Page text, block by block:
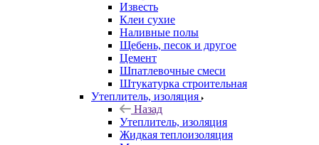
Известь
Клеи сухие
Наливные полы
Щебень, песок и другое
Цемент
Шпатлевочные смеси
Штукатурка строительная
Утеплитель, изоляция
Назад
Утеплитель, изоляция
Жидкая теплоизоляция